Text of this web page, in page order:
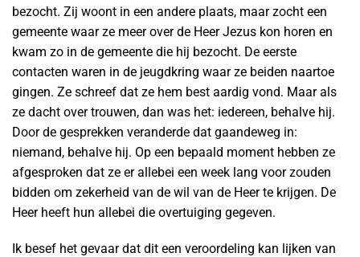
bezocht. Zij woont in een andere plaats, maar zocht een
gemeente waar ze meer over de Heer Jezus kon horen en
kwam zo in de gemeente die hij bezocht. De eerste
contacten waren in de jeugdkring waar ze beiden naartoe
gingen. Ze schreef dat ze hem best aardig vond. Maar als
ze dacht over trouwen, dan was het: iedereen, behalve hij.
Door de gesprekken veranderde dat gaandeweg in:
niemand, behalve hij. Op een bepaald moment hebben ze
afgesproken dat ze er allebei een week lang voor zouden
bidden om zekerheid van de wil van de Heer te krijgen. De
Heer heeft hun allebei die overtuiging gegeven.
Ik besef het gevaar dat dit een veroordeling kan lijken van